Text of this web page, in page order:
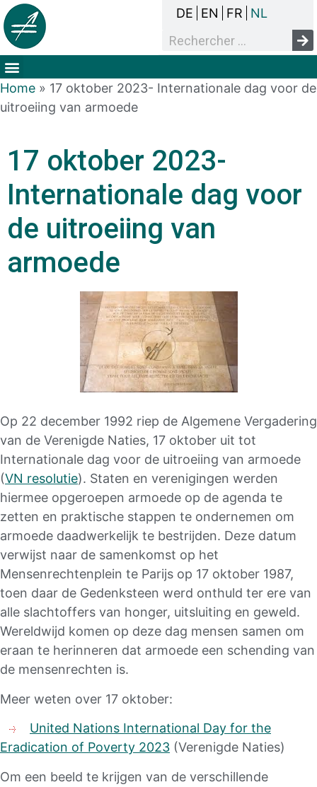
DE EN FR NL
Home » 17 oktober 2023- Internationale dag voor de
uitroeiing van armoede
17 oktober 2023-
Internationale dag voor
de uitroeiing van
armoede
Op 22 december 1992 riep de Algemene Vergadering
van de Verenigde Naties, 17 oktober uit tot
Internationale dag voor de uitroeiing van armoede
(VN resolutie). Staten en verenigingen werden
hiermee opgeroepen armoede op de agenda te
zetten en praktische stappen te ondernemen om
armoede daadwerkelijk te bestrijden. Deze datum
verwijst naar de samenkomst op het
Mensenrechtenplein te Parijs op 17 oktober 1987,
toen daar de Gedenksteen werd onthuld ter ere van
alle slachtoffers van honger, uitsluiting en geweld.
Wereldwijd komen op deze dag mensen samen om
eraan te herinneren dat armoede een schending van
de mensenrechten is.
Meer weten over 17 oktober:
United Nations International Day for the
Eradication of Poverty 2023 (Verenigde Naties)
Om een beeld te krijgen van de verschillende